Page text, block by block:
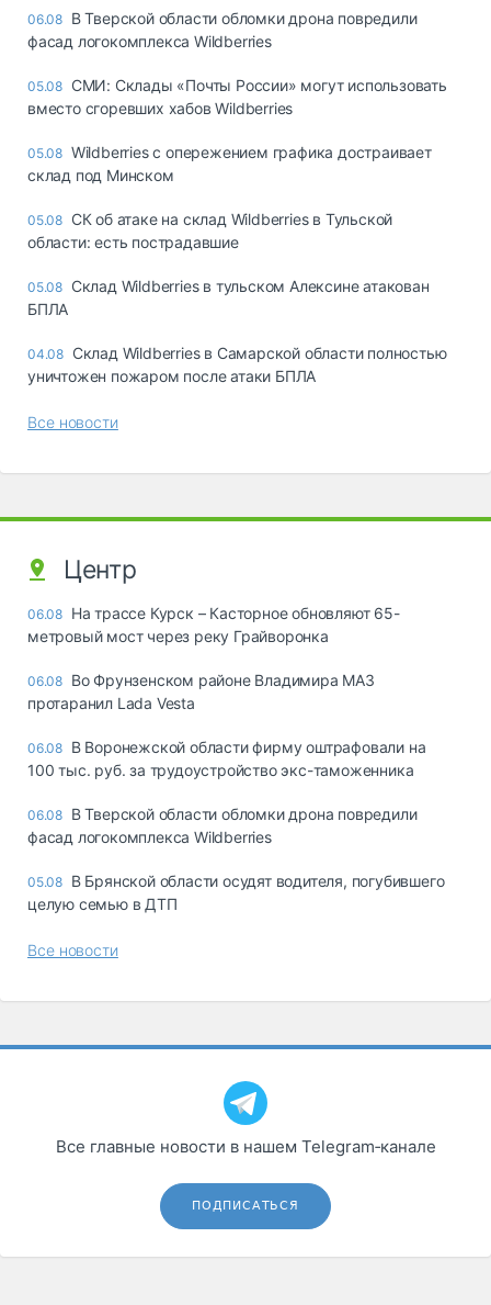
06.08 В Тверской области обломки дрона повредили
фасад логокомплекса Wildberries
05.08 СМИ: Склады «Почты России» могут использовать
вместо сгоревших хабов Wildberries
05.08 Wildberries с опережением графика достраивает
склад под Минском
05.08 СК об атаке на склад Wildberries в Тульской
области: есть пострадавшие
05.08 Склад Wildberries в тульском Алексине атакован
БПЛА
04.08 Склад Wildberries в Самарской области полностью
уничтожен пожаром после атаки БПЛА
Все новости
Центр
06.08 На трассе Курск – Касторное обновляют 65-
метровый мост через реку Грайворонка
06.08 Во Фрунзенском районе Владимира МАЗ
протаранил Lada Vesta
06.08 В Воронежской области фирму оштрафовали на
100 тыс. руб. за трудоустройство экс-таможенника
06.08 В Тверской области обломки дрона повредили
фасад логокомплекса Wildberries
05.08 В Брянской области осудят водителя, погубившего
целую семью в ДТП
Все новости
Все главные новости в нашем Telegram‑канале
ПОДПИСАТЬСЯ